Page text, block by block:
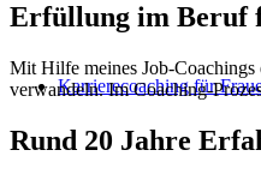
Karrierecoaching für
Erfüllung im Beruf
Mit Hilfe meines Job-Coachings
verwandeln. Im Coaching-
Rund 20 Jahre